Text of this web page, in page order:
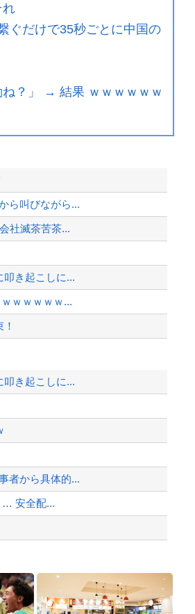
れ
ぐだけで35秒ごとに中国の
？」 → 結果 ｗｗｗｗｗｗ
ら叫びながら...
社滅茶苦茶...
叩き起こしに...
ｗｗｗｗｗ...
週間ぶり...
Powered by livedoor 相互RSS
叩き起こしに...
者から具体的...
… 安全配...
∇`）